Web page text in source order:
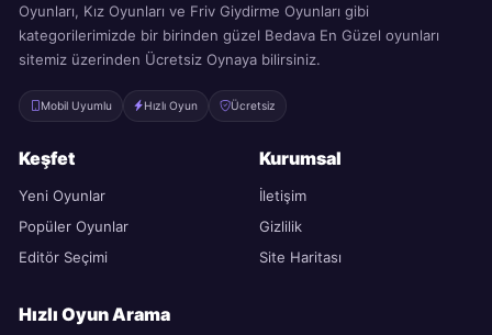
Oyunları, Kız Oyunları ve Friv Giydirme Oyunları gibi
kategorilerimizde bir birinden güzel Bedava En Güzel oyunları
sitemiz üzerinden Ücretsiz Oynaya bilirsiniz.
Mobil Uyumlu Hızlı Oyun Ücretsiz
Keşfet
Yeni Oyunlar
Popüler Oyunlar
Editör Seçimi
Kurumsal
İletişim
Gizlilik
Site Haritası
Hızlı Oyun Arama